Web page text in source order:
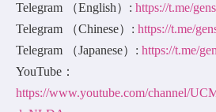
Telegram （English）: https://t.me/
Telegram （Chinese）: https://t.me/
Telegram （Japanese）: https://t.me/
YouTube：
https://www.youtube.com/channel/